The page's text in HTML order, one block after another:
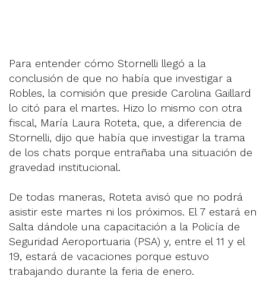
Para entender cómo Stornelli llegó a la
conclusión de que no había que investigar a
Robles, la comisión que preside Carolina Gaillard
lo citó para el martes. Hizo lo mismo con otra
fiscal, María Laura Roteta, que, a diferencia de
Stornelli, dijo que había que investigar la trama
de los chats porque entrañaba una situación de
gravedad institucional.
De todas maneras, Roteta avisó que no podrá
asistir este martes ni los próximos. El 7 estará en
Salta dándole una capacitación a la Policía de
Seguridad Aeroportuaria (PSA) y, entre el 11 y el
19, estará de vacaciones porque estuvo
trabajando durante la feria de enero.